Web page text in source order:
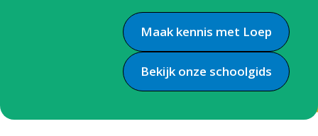
Maak kennis met Loep
Bekijk onze schoolgids